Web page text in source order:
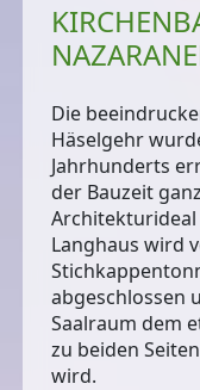
Die
Häselgehr
Jahrhunderts
der Bauzeit
Langhaus wird
abgeschlossen
Saalraum dem
zu beiden
wird.